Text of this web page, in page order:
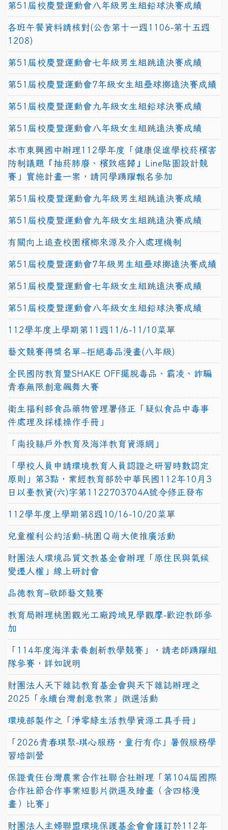
第51屆校慶暨運動會八年級男生組鉛球決賽成績
各班午餐資料請核對(公告第十一週1106-第十五週
1208)
第51屆校慶暨運動會七年級男生組跳遠決賽成績
第51屆校慶暨運動會7年級女生組壘球擲遠決賽成績
第51屆校慶暨運動會九年級女生組鉛球決賽成績
第51屆校慶暨運動會八年級女生組跳遠決賽成績
本市東興國中辦理112學年度「健康促進學校菸檳害
防制議題『抽菸肺廢、檳致癌歸』Line貼圖設計競
賽」實施計畫一案，請同學踴躍報名參加
第51屆校慶暨運動會九年級男生組跳遠決賽成績
第51屆校慶暨運動會九年級女生組跳遠決賽成績
有關向上追查校園檳榔來源及介入處理機制
第51屆校慶暨運動會7年級男生組壘球擲遠決賽成績
第51屆校慶暨運動會七年級女生組跳遠決賽成績
第51屆校慶暨運動會八年級女生組鉛球決賽成績
112學年度上學期第11週11/6-11/10菜單
藝文競賽得獎名單~拒絕毒品漫畫(八年級)
全民國防教育暨SHAKE OFF擺脫毒品、霸凌、詐騙
青春無限創意飆舞大賽
衛生福利部食品藥物管理署修正「疑似食品中毒事
件處理及採樣操作手冊」
「南投縣戶外教育及海洋教育資源網」
「學校人員申請環境教育人員認證之研習時數認定
原則」第3點，業經教育部於中華民國112年10月3
日以臺教資(六)字第1122703704A號令修正發布
112學年度上學期第8週10/16-10/20菜單
兒童權利公約活動-桃園Ｑ萌大使推廣活動
財團法人環境品質文教基金會辦理「原住民與氣候
變遷人權」線上研討會
品德教育–敬師藝文競賽
教育局辦理桃園觀光工廠跨域見學觀摩-歡迎教師參
加
「114年度海洋素養創新教學競賽」，請老師踴躍組
隊參賽，詳如說明
財團法人天下雜誌教育基金會與天下雜誌辦理之
2025「永續台灣創意教案」徵選活動
環境部製作之「淨零綠生活教學資源工具手冊」
「2026青春琪聚-琪心服務，童行有你」暑假服務學
習培訓營
保證責任台灣農業合作社聯合社辦理「第104屆國際
合作社節合作事業短影片徵選及繪畫（含四格漫
畫）比賽」
財團法人主婦聯盟環境保護基金會會謹訂於112年